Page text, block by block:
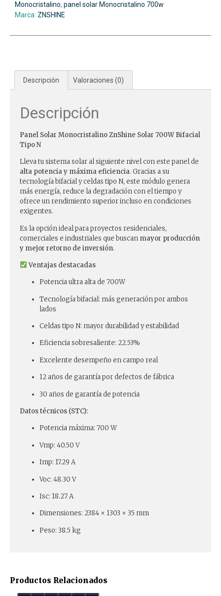
Productos Relacionados
Monocristalino, panel solar Monocristalino 700w
Marca: ZNSHINE
Descripción Valoraciones (0)
Descripción
Panel Solar Monocristalino ZnShine Solar 700W Bifacial
Tipo N
Lleva tu sistema solar al siguiente nivel con este panel de
alta potencia y máxima eficiencia. Gracias a su
tecnología bifacial y celdas tipo N, este módulo genera
más energía, reduce la degradación con el tiempo y
ofrece un rendimiento superior incluso en condiciones
exigentes.
Es la opción ideal para proyectos residenciales,
comerciales e industriales que buscan mayor producción
y mejor retorno de inversión.
Ventajas destacadas
Potencia ultra alta de 700W
Tecnología bifacial: más generación por ambos
lados
Celdas tipo N: mayor durabilidad y estabilidad
Eficiencia sobresaliente: 22.53%
Excelente desempeño en campo real
12 años de garantía por defectos de fábrica
30 años de garantía de potencia
Datos técnicos (STC):
Potencia máxima: 700 W
Vmp: 40.50 V
Imp: 17.29 A
Voc: 48.30 V
Isc: 18.27 A
Dimensiones: 2384 × 1303 × 35 mm
Peso: 38.5 kg